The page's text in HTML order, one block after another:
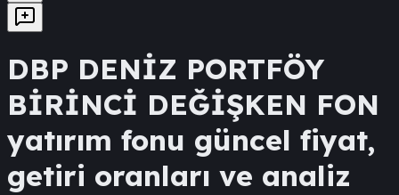
DBP DENİZ PORTFÖY
BİRİNCİ DEĞİŞKEN FON
yatırım fonu güncel fiyat,
getiri oranları ve analiz